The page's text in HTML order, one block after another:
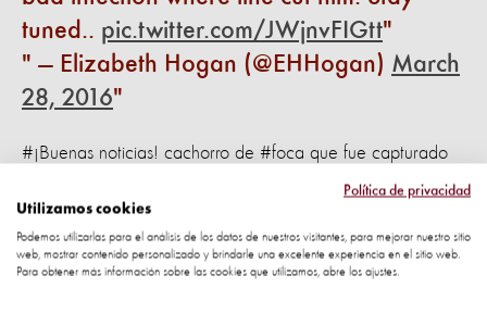
tuned.. pic.twitter.com/JWjnvFIGtt
— Elizabeth Hogan (@EHHogan) March
28, 2016
#¡Buenas noticias! cachorro de #foca que fue capturado
en #redfantasma está lo suficientemente bien como para ir
a rehabilitación!
#Goodnews!#Sealpup that was caught
Política de privacidad
Utilizamos cookies
Podemos utilizarlas para el análisis de los datos de nuestros visitantes, para mejorar nuestro sitio
web, mostrar contenido personalizado y brindarle una excelente experiencia en el sitio web.
Para obtener más información sobre las cookies que utilizamos, abre los ajustes.